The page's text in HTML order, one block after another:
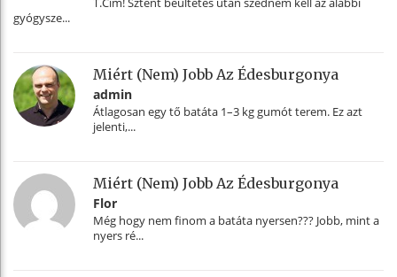
gyógysze...
Miért (nem) Jobb Az Édesburgonya
admin
Átlagosan egy tő batáta 1–3 kg gumót terem. Ez azt
jelenti,...
Miért (nem) Jobb Az Édesburgonya
Flor
Még hogy nem finom a batáta nyersen??? Jobb, mint a
nyers ré...